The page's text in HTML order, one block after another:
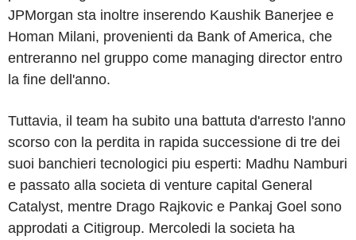
JPMorgan sta inoltre inserendo Kaushik Banerjee e
Homan Milani, provenienti da Bank of America, che
entreranno nel gruppo come managing director entro
la fine dell'anno.
Tuttavia, il team ha subito una battuta d'arresto l'anno
scorso con la perdita in rapida successione di tre dei
suoi banchieri tecnologici piu esperti: Madhu Namburi
e passato alla societa di venture capital General
Catalyst, mentre Drago Rajkovic e Pankaj Goel sono
approdati a Citigroup. Mercoledi la societa ha